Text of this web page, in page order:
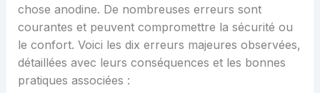
chose anodine. De nombreuses erreurs sont
courantes et peuvent compromettre la sécurité ou
le confort. Voici les dix erreurs majeures observées,
détaillées avec leurs conséquences et les bonnes
pratiques associées :